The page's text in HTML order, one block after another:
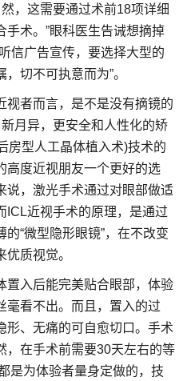
，这需要通过术前18项详细
术。”眼科医生告诫想摘掉
信广告宣传，要选择大型的
切不可执意而为”。
者而言，是不是没有摘镜的
月异，更安全和人性化的矫
型人工晶体植入术)技术的
高度近视朋友一个更好的选
说，激光手术通过对眼部做适
ICL近视手术的原理，是通过
“微型隐形眼镜”，在不改变
质视觉。
入后能完美贴合眼部，体验
毫看不出。而且，置入的过
形、无痛的可自愈切口。手术
，在手术前需要30天左右的等
为体验者量身定做的，技